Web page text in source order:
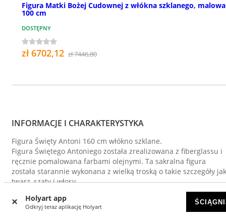
Holyart app
Odkryj teraz aplikację Holyart
Figura Matki Bożej Cudownej z włókna szklanego,
100 cm
DOSTĘPNY
zł 6702,12 zł 7446,80
INFORMACJE I CHARAKTERYSTYKA
Figura Święty Antoni 160 cm włókno szklane.
Figura Świętego Antoniego została zrealizowana z fiberglassu i
ręcznie pomalowana farbami olejnymi. Ta sakralna figura
została starannie wykonana z wielką troską o takie szczegóły
twarz, szaty i włosy.
Ta figura nie jest ciężka, przez co podczas procesji jest
ją nieść. Nie zaleca się pozostawianie jej na zewnątrz,
niepogoda mogłaby pozbawić ją koloru. Aby można było